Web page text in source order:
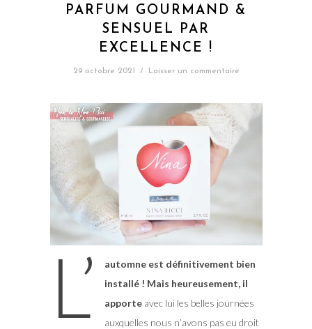
PARFUM GOURMAND &
SENSUEL PAR
EXCELLENCE !
29 octobre 2021 / Laisser un commentaire
L’
automne est définitivement bien
installé ! Mais heureusement, il
apporte avec lui les belles journées
auxquelles nous n’avons pas eu droit